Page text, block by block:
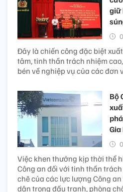
giữ
Đây là chiến công đặc biệt
tâm, tinh thần trách nhiệm
bén về nghiệp vụ của các đơn
Bộ
Gia
Việc khen thưởng kịp thời thể
Công an đối với tinh thần
chẽ của các lực lượng Công
dân trong đấu tranh, phòng